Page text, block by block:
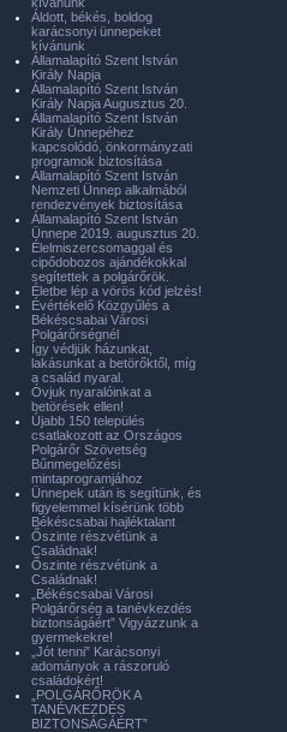
Áldott, békés, boldog
karácsonyi ünnepeket
kívánunk
Államalapító Szent István
Király Napja
Államalapító Szent István
Király Napja Augusztus 20.
Államalapító Szent István
Király Ünnepéhez
kapcsolódó, önkormányzati
programok biztosítása
Államalapító Szent István
Nemzeti Ünnep alkalmából
rendezvények biztosítása
Államalapító Szent István
Ünnepe 2019. augusztus 20.
Élelmiszercsomaggal és
cipődobozos ajándékokkal
segítettek a polgárőrök.
Életbe lép a vörös kód jelzés!
Évértékelő Közgyűlés a
Békéscsabai Városi
Polgárőrségnél
Így védjük házunkat,
lakásunkat a betörőktől, míg
a család nyaral.
Óvjuk nyaralóinkat a
betörések ellen!
Újabb 150 település
csatlakozott az Országos
Polgárőr Szövetség
Bűnmegelőzési
mintaprogramjához
Ünnepek után is segítünk, és
figyelemmel kísérünk több
Békéscsabai hajléktalant
Őszinte részvétünk a
Családnak!
Őszinte részvétünk a
Családnak!
„Békéscsabai Városi
Polgárőrség a tanévkezdés
biztonságáért” Vigyázzunk a
gyermekekre!
„Jót tenni” Karácsonyi
adományok a rászoruló
családokért!
„POLGÁRŐRÖK A
TANÉVKEZDÉS
BIZTONSÁGÁÉRT”